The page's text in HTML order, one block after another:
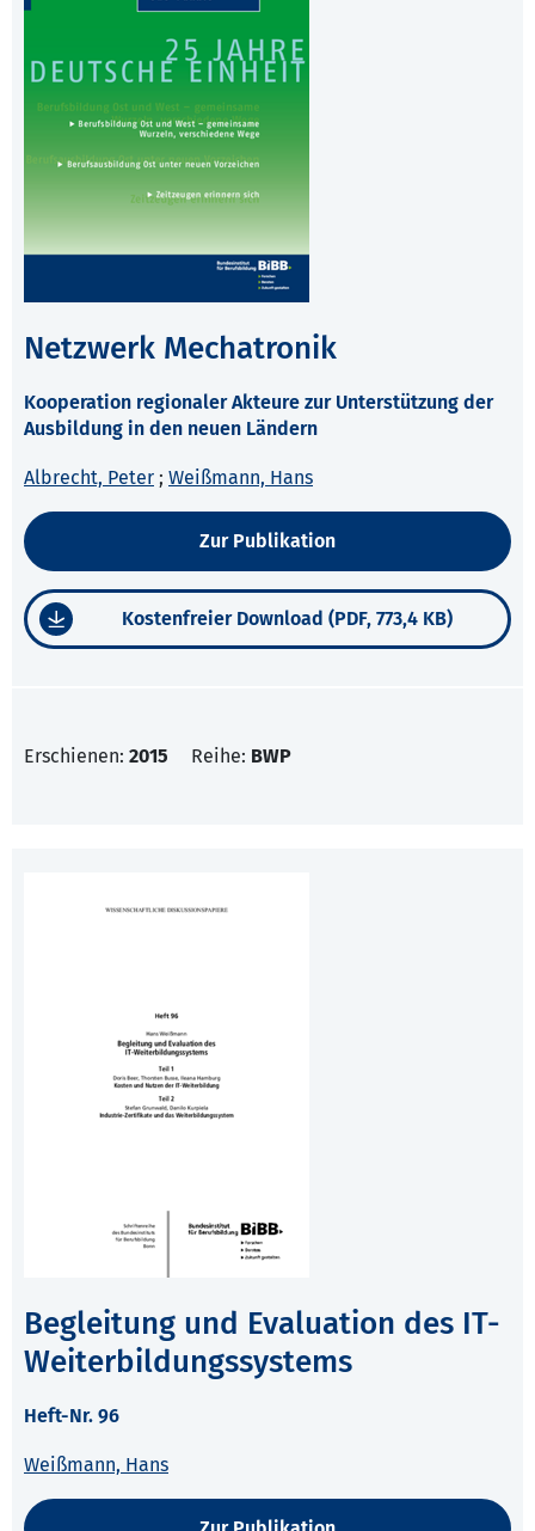
Netzwerk Mechatronik
Kooperation regionaler Akteure zur Unterstützung der
Ausbildung in den neuen Ländern
Albrecht, Peter ; Weißmann, Hans
Zur Publikation
Kostenfreier Download (PDF, 773,4 KB)
Erschienen: 2015 Reihe: BWP
Begleitung und Evaluation des IT-
Weiterbildungssystems
Heft-Nr. 96
Weißmann, Hans